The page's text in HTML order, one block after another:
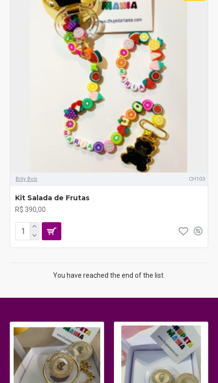
Billy Bob CH103
Kit Salada de Frutas
R$ 390,00
You have reached the end of the list.